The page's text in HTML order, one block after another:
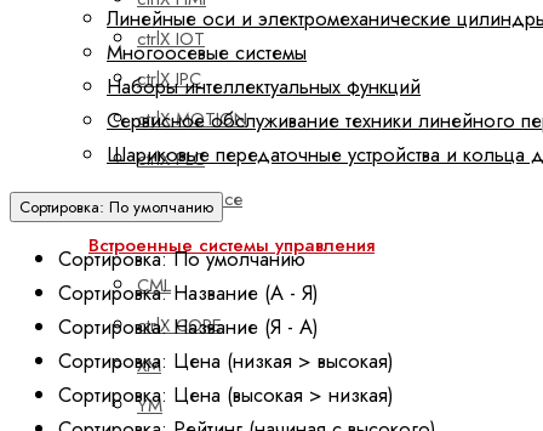
ctrlX IOT
ctrlX IPC
ctrlX MOTION
ctrlX PLC
Показать все
Встроенные системы управления
CML
ctrlX CORE
XM
YM
Линейные оси и электромеханические
Многоосевые системы
Наборы интеллектуальных функций
Сервисное обслуживание техники линейного
Шариковые передаточные устройства и кольца
Сортировка: По умолчанию
Сортировка: По умолчанию
Сортировка: Название (А - Я)
Сортировка: Название (Я - А)
Сортировка: Цена (низкая > высокая)
Сортировка: Цена (высокая > низкая)